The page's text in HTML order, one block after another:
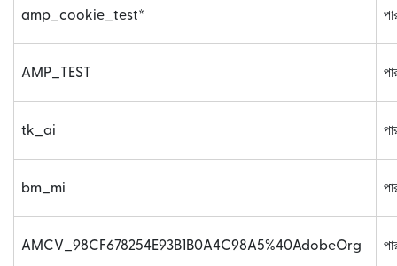
amp_cookie_test*
AMP_TEST
tk_ai
bm_mi
AMCV_98CF678254E93B1B0A4C98A5%40AdobeOrg